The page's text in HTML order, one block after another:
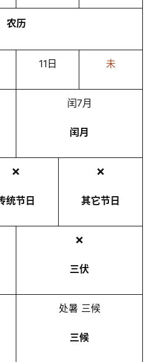
农历
11日 未
闰7月
闰月
❌
统节日
❌
其它节日
❌
三伏
处暑 三候
三候